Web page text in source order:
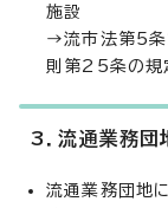
施設
→流市法第5条
則第25条の規
3．流通業務団
流通業務団地